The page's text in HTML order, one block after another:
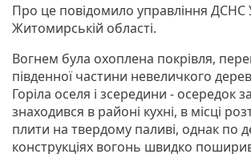
Про це повідомило управління ДСНС
Житомирській області.
Вогнем була охоплена покрівля,
південної частини невеличкого
Горіла оселя і зсередини - осередок
знаходився в районі кухні, в місці
плити на твердому паливі, однак по
конструкціях вогонь швидко